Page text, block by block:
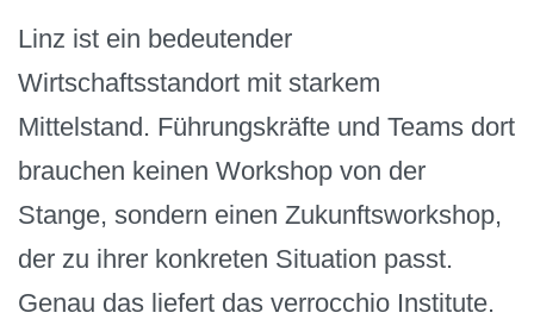
Linz ist ein bedeutender
Wirtschaftsstandort mit starkem
Mittelstand. Führungskräfte und Teams dort
brauchen keinen Workshop von der
Stange, sondern einen Zukunftsworkshop,
der zu ihrer konkreten Situation passt.
Genau das liefert das verrocchio Institute.